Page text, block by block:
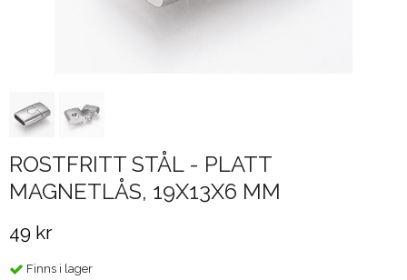
ROSTFRITT STÅL - PLATT
MAGNETLÅS, 19X13X6 MM
49 kr
Finns i lager